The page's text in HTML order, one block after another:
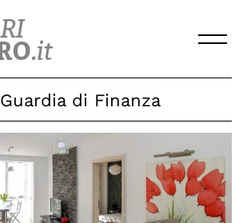
Guardia di Finanza